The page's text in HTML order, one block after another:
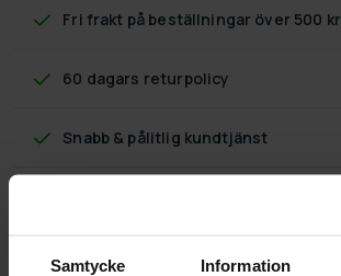
Samtycke Information
Fri frakt på beställningar över 500 kr
60 dagars returpolicy
Snabb & pålitlig kundtjänst